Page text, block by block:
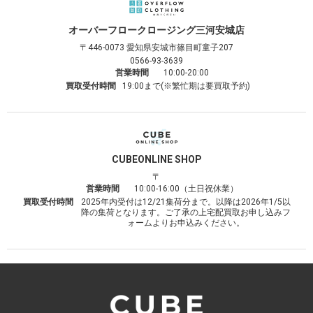
オーバーフロークロージング三河安城店
〒446-0073 愛知県安城市篠目町童子207
0566-93-3639
営業時間
10:00-20:00
買取受付時間
19:00まで(※繁忙期は要買取予約)
CUBEONLINE SHOP
〒
営業時間
10:00-16:00（土日祝休業）
買取受付時間
2025年内受付は12/21集荷分まで。以降は2026年1/5以
降の集荷となります。ご了承の上宅配買取お申し込みフ
ォームよりお申込みください。